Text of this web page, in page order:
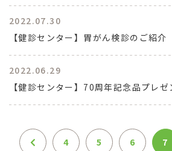
2022.07.30
【健診センター】胃がん検診のご紹介
2022.06.29
【健診センター】70周年記念品プレ
4 5 6 7